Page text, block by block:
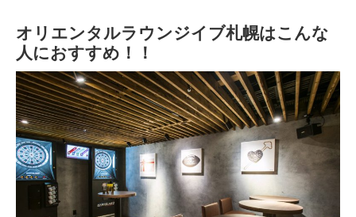
オリエンタルラウンジイブ札幌はこんな
人におすすめ！！